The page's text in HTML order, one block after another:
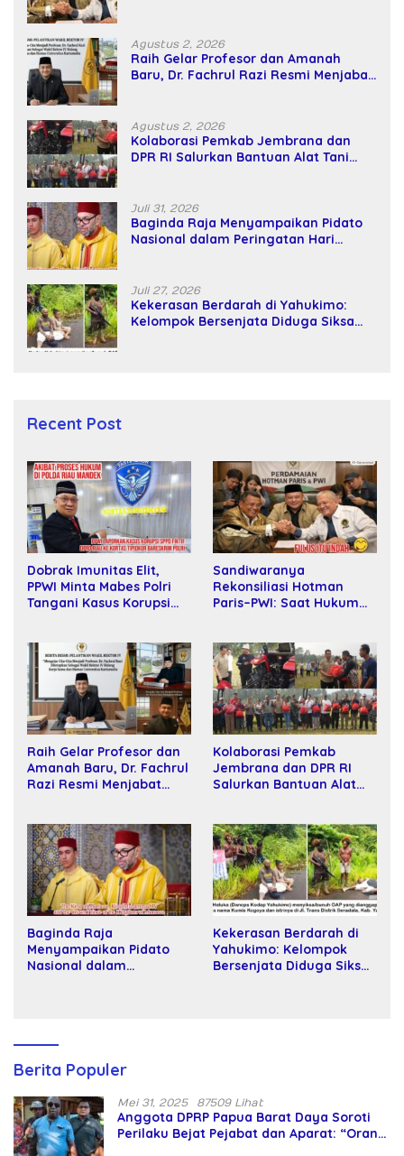
Agustus 2, 2026
Raih Gelar Profesor dan Amanah
Baru, Dr. Fachrul Razi Resmi Menjabat
Agustus 2, 2026
Kolaborasi Pemkab Jembrana dan
DPR RI Salurkan Bantuan Alat Tani
Juli 31, 2026
Baginda Raja Menyampaikan Pidato
Nasional dalam Peringatan Hari
Juli 27, 2026
Kekerasan Berdarah di Yahukimo:
Kelompok Bersenjata Diduga Siksa
Recent Post
Dobrak Imunitas Elit,
PPWI Minta Mabes Polri
Tangani Kasus Korupsi
Sandiwaranya
Rekonsiliasi Hotman
Paris–PWI: Saat Hukum
Raih Gelar Profesor dan
Amanah Baru, Dr. Fachrul
Razi Resmi Menjabat
Kolaborasi Pemkab
Jembrana dan DPR RI
Salurkan Bantuan Alat
Baginda Raja
Menyampaikan Pidato
Nasional dalam
Kekerasan Berdarah di
Yahukimo: Kelompok
Bersenjata Diduga Siksa
Berita Populer
Mei 31, 2025 87509 Lihat
Anggota DPRP Papua Barat Daya Soroti
Perilaku Bejat Pejabat dan Aparat: “Orang